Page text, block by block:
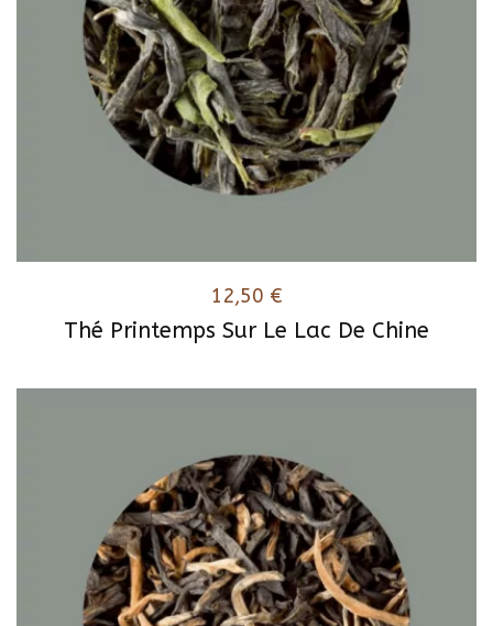
Thé Printemps Sur Le Lac De Chine
12,50 €